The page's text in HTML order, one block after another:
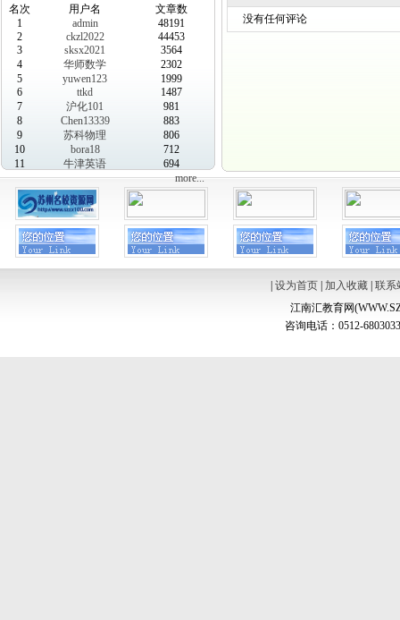
名次 用户名
文章数
1
admin
48191
2
ckzl2022
44453
3
sksx2021
3564
4
华师数学
2302
5
yuwen123
1999
6
ttkd
1487
7
沪化101
981
8
Chen13339
883
9
苏科物理
806
10
bora18
712
11
牛津英语
694
more...
没有任何评论
设为首页| 加入收藏| 联系
江南汇教育网
咨询电话：0512-